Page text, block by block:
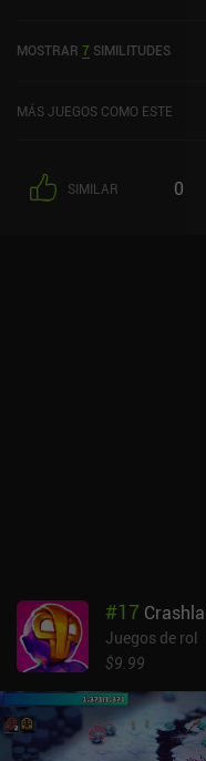
Google Play.
MOSTRAR 7 SIMILITUDES
MÁS JUEGOS COMO ESTE
SIMILAR 0
#17
Juegos de rol
$9.99